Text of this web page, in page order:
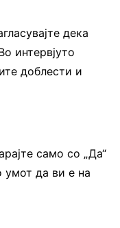
дека
интервјуто
доблести и
само со „Да“
умот да ви е на